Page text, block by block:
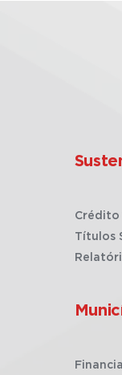
Crédito
Títulos